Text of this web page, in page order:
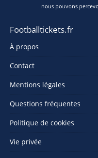
nous pouvons
Footballtickets.fr
À propos
Contact
Mentions légales
Questions fréquentes
Politique de cookies
Vie privée